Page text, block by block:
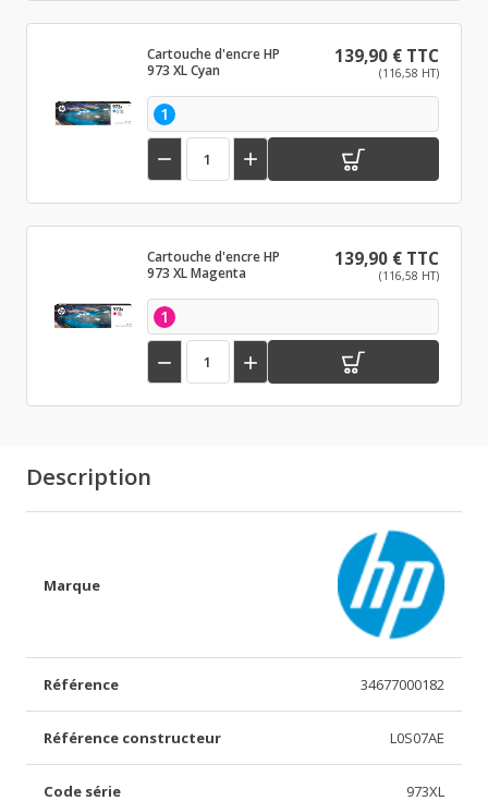
Cartouche d'encre HP
973 XL Cyan
139,90 € TTC
(116,58 HT)
1
 
Cartouche d'encre HP
973 XL Magenta
139,90 € TTC
(116,58 HT)
1
 
Description
Marque
Référence 34677000182
Référence constructeur L0S07AE
Code série 973XL